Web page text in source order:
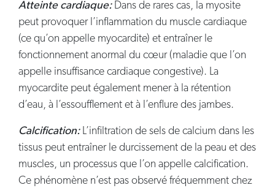
Atteinte cardiaque: Dans de rares cas, la myosite
peut provoquer l’inflammation du muscle cardiaque
(ce qu’on appelle myocardite) et entraîner le
fonctionnement anormal du cœur (maladie que l’on
appelle insuffisance cardiaque congestive). La
myocardite peut également mener à la rétention
d’eau, à l’essoufflement et à l’enflure des jambes.
Calcification:L’infiltration de sels de calcium dans les
tissus peut entraîner le durcissement de la peau et des
muscles, un processus que l’on appelle calcification.
Ce phénomène n’est pas observé fréquemment chez